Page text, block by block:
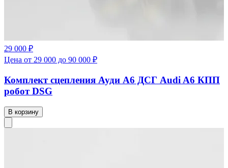
29 000 ₽
Цена от 29 000 до 90 000 ₽
Комплект сцепления Ауди А6 ДСГ Audi A6 КПП
робот DSG
В корзину